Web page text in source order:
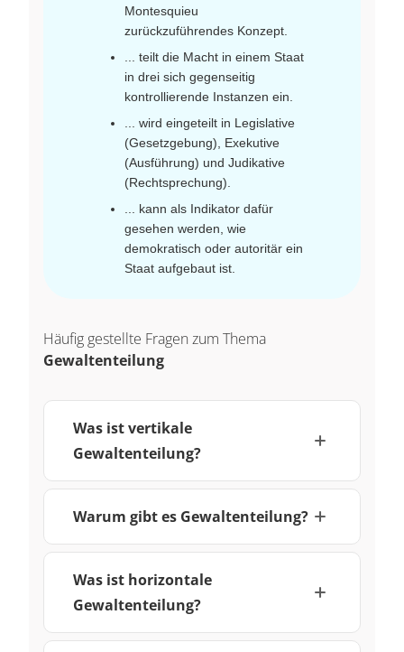
Montesquieu
zurückzuführendes Konzept.
... teilt die Macht in einem Staat
in drei sich gegenseitig
kontrollierende Instanzen ein.
... wird eingeteilt in Legislative
(Gesetzgebung), Exekutive
(Ausführung) und Judikative
(Rechtsprechung).
... kann als Indikator dafür
gesehen werden, wie
demokratisch oder autoritär ein
Staat aufgebaut ist.
Häufig gestellte Fragen zum Thema
Gewaltenteilung
Was ist vertikale
Gewaltenteilung?
Warum gibt es Gewaltenteilung?
Was ist horizontale
Gewaltenteilung?